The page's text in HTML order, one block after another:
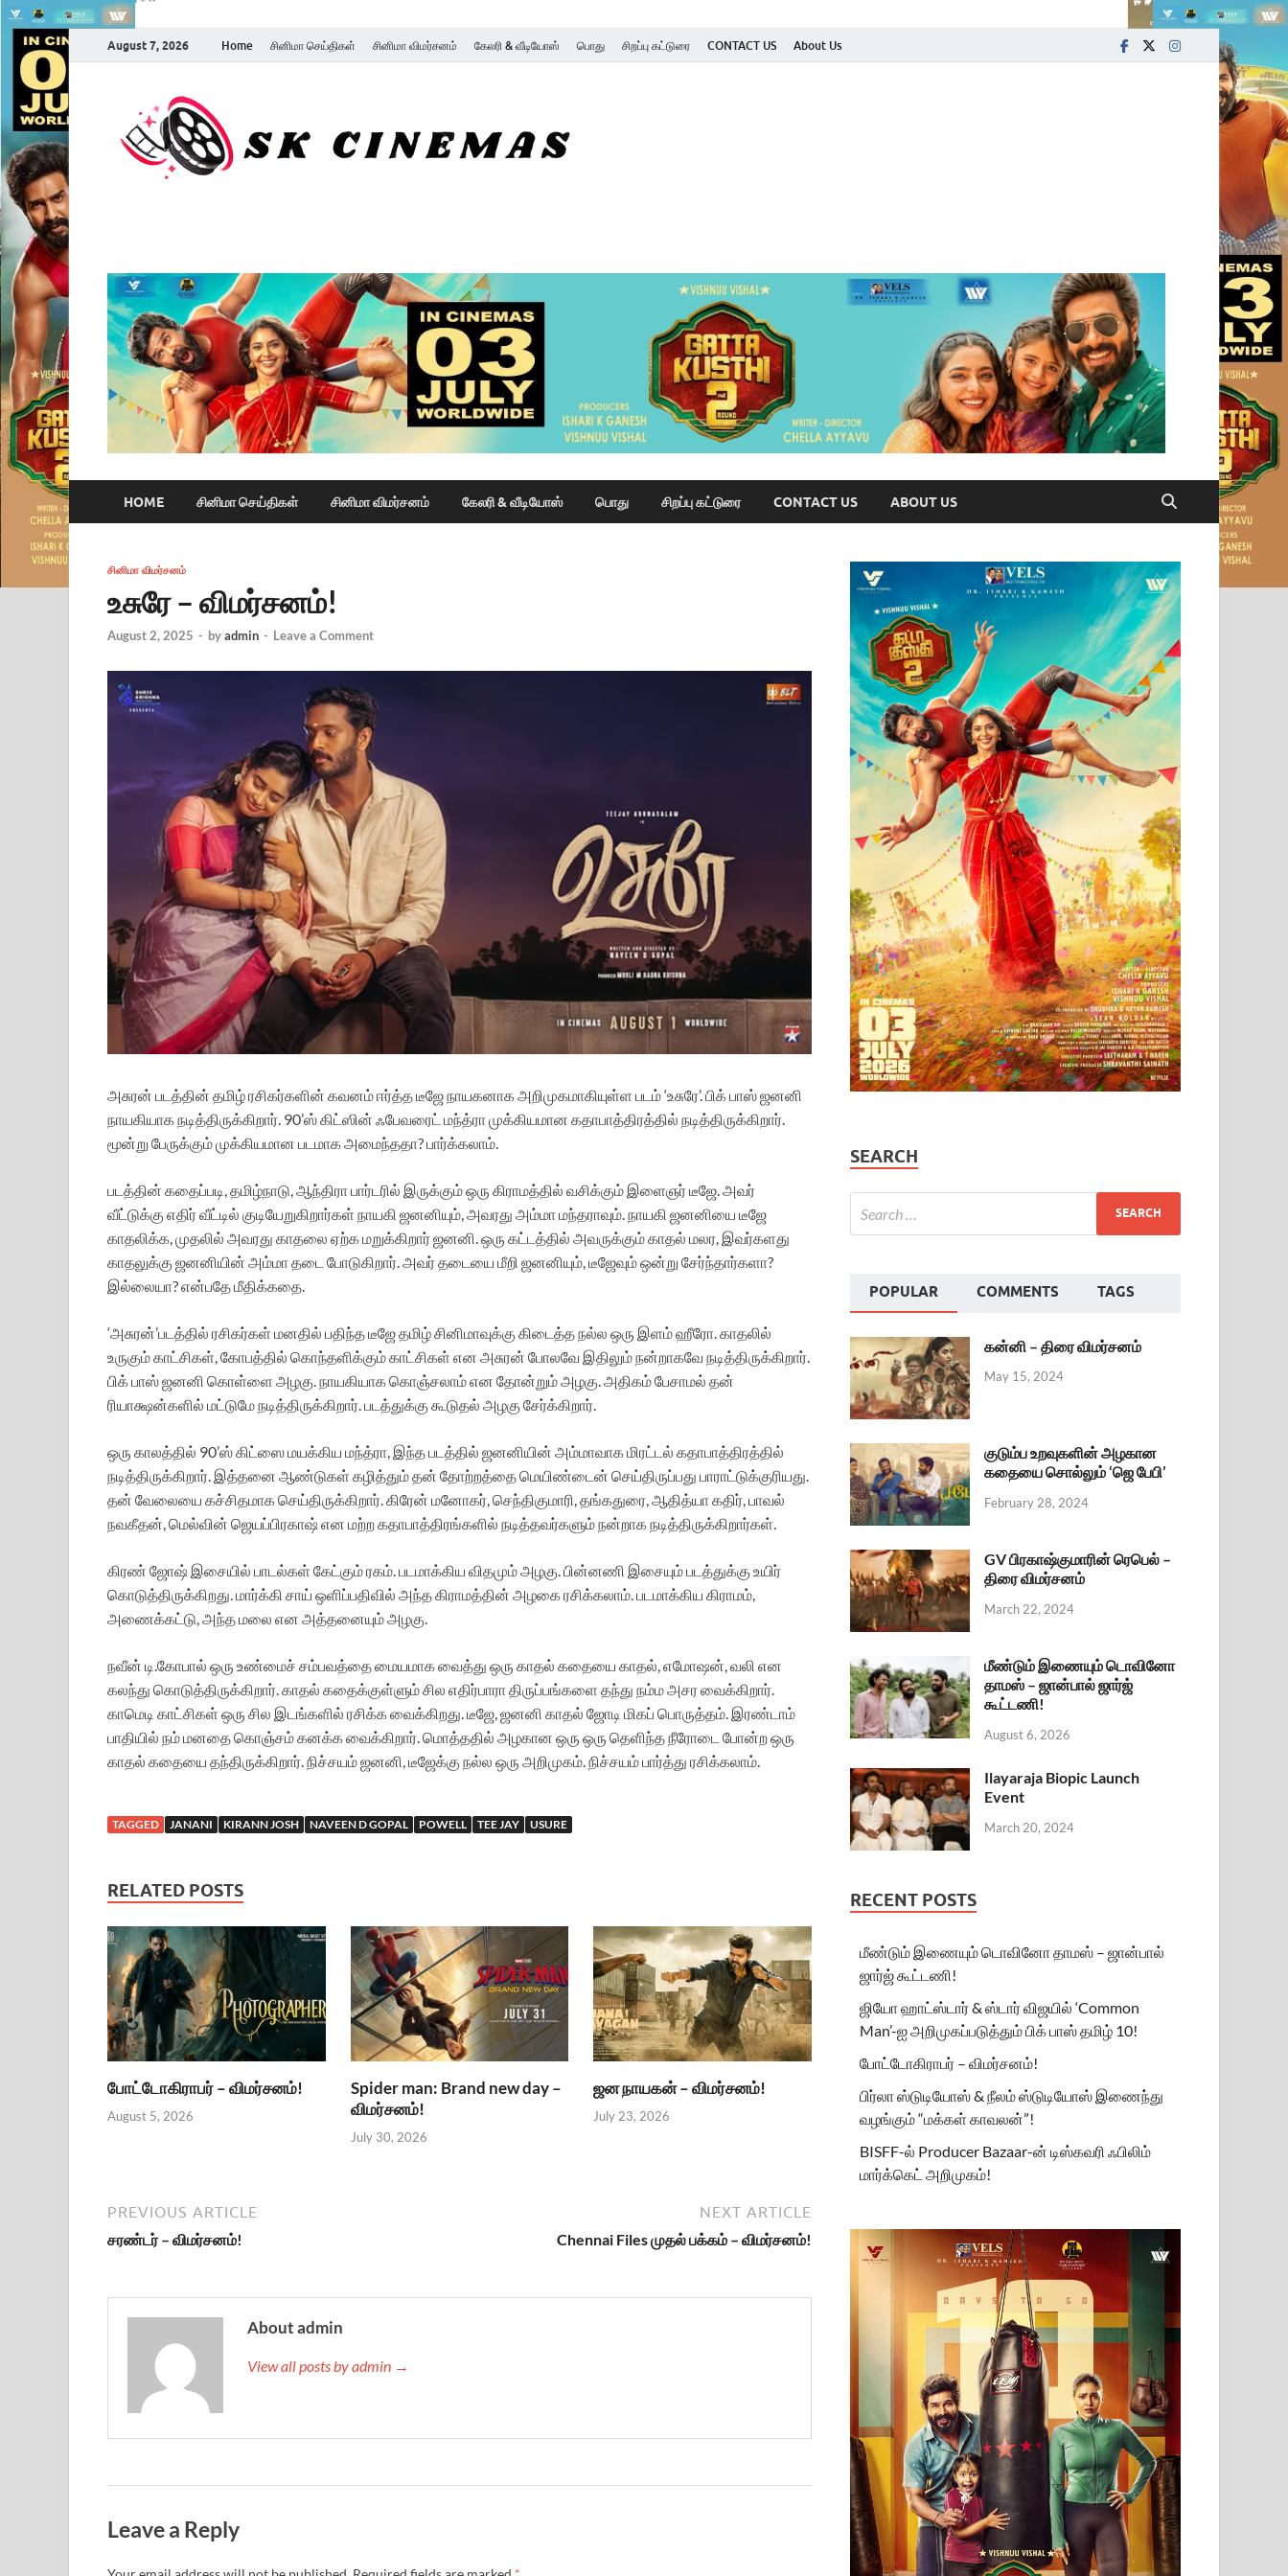
August 7, 2026 Home சினிமா செய்திகள் சினிமா விமர்சனம் கேலரி & வீடியோஸ் பொது சிறப்பு கட்டுரை CONTACT US About Us
HOME சினிமா செய்திகள் சினிமா விமர்சனம் கேலரி & வீடியோஸ் பொது சிறப்பு கட்டுரை CONTACT US ABOUT US
சினிமா விமர்சனம்
உசுரே – விமர்சனம்!
August 2, 2025 - byadmin - Leave a Comment
அசுரன் படத்தின் தமிழ் ரசிகர்களின் கவனம் ஈர்த்த டீஜே நாயகனாக அறிமுகமாகியுள்ள படம் ‘உசுரே’. பிக் பாஸ் ஜனனி
நாயகியாக நடித்திருக்கிறார். 90’ஸ் கிட்ஸின் ஃபேவரைட் மந்த்ரா முக்கியமான கதாபாத்திரத்தில் நடித்திருக்கிறார்.
மூன்று பேருக்கும் முக்கியமான படமாக அமைந்ததா? பார்க்கலாம்.
படத்தின் கதைப்படி, தமிழ்நாடு, ஆந்திரா பார்டரில் இருக்கும் ஒரு கிராமத்தில் வசிக்கும் இளைஞர் டீஜே. அவர்
வீட்டுக்கு எதிர் வீட்டில் குடியேறுகிறார்கள் நாயகி ஜனனியும், அவரது அம்மா மந்தராவும். நாயகி ஜனனியை டீஜே
காதலிக்க, முதலில் அவரது காதலை ஏற்க மறுக்கிறார் ஜனனி. ஒரு கட்டத்தில் அவருக்கும் காதல் மலர, இவர்களது
காதலுக்கு ஜனனியின் அம்மா தடை போடுகிறார். அவர் தடையை மீறி ஜனனியும், டீஜேவும் ஒன்று சேர்ந்தார்களா?
இல்லையா? என்பதே மீதிக்கதை.
‘அசுரன்’படத்தில் ரசிகர்கள் மனதில் பதிந்த டீஜே தமிழ் சினிமாவுக்கு கிடைத்த நல்ல ஒரு இளம் ஹீரோ. காதலில்
உருகும் காட்சிகள், கோபத்தில் கொந்தளிக்கும் காட்சிகள் என அசுரன் போலவே இதிலும் நன்றாகவே நடித்திருக்கிறார்.
பிக் பாஸ் ஜனனி கொள்ளை அழகு. நாயகியாக கொஞ்சலாம் என தோன்றும் அழகு. அதிகம் பேசாமல் தன்
ரியாக்ஷன்களில் மட்டுமே நடித்திருக்கிறார். படத்துக்கு கூடுதல் அழகு சேர்க்கிறார்.
ஒரு காலத்தில் 90’ஸ் கிட்ஸை மயக்கிய மந்த்ரா, இந்த படத்தில் ஜனனியின் அம்மாவாக மிரட்டல் கதாபாத்திரத்தில்
நடித்திருக்கிறார். இத்தனை ஆண்டுகள் கழித்தும் தன் தோற்றத்தை மெயிண்டைன் செய்திருப்பது பாராட்டுக்குரியது.
தன் வேலையை கச்சிதமாக செய்திருக்கிறார். கிரேன் மனோகர், செந்திகுமாரி, தங்கதுரை, ஆதித்யா கதிர், பாவல்
நவகீதன், மெல்வின் ஜெயப்பிரகாஷ் என மற்ற கதாபாத்திரங்களில் நடித்தவர்களும் நன்றாக நடித்திருக்கிறார்கள்.
கிரண் ஜோஷ் இசையில் பாடல்கள் கேட்கும் ரகம். படமாக்கிய விதமும் அழகு. பின்னணி இசையும் படத்துக்கு உயிர்
கொடுத்திருக்கிறது. மார்க்கி சாய் ஒளிப்பதிவில் அந்த கிராமத்தின் அழகை ரசிக்கலாம். படமாக்கிய கிராமம்,
அணைக்கட்டு, அந்த மலை என அத்தனையும் அழகு.
நவீன் டி.கோபால் ஒரு உண்மைச் சம்பவத்தை மையமாக வைத்து ஒரு காதல் கதையை காதல், எமோஷன், வலி என
கலந்து கொடுத்திருக்கிறார். காதல் கதைக்குள்ளும் சில எதிர்பாரா திருப்பங்களை தந்து நம்ம அசர வைக்கிறார்.
காமெடி காட்சிகள் ஒரு சில இடங்களில் ரசிக்க வைக்கிறது. டீஜே, ஜனனி காதல் ஜோடி மிகப் பொருத்தம். இரண்டாம்
பாதியில் நம் மனதை கொஞ்சம் கனக்க வைக்கிறார். மொத்ததில் அழகான ஒரு ஒரு தெளிந்த நீரோடை போன்ற ஒரு
காதல் கதையை தந்திருக்கிறார். நிச்சயம் ஜனனி, டீஜேக்கு நல்ல ஒரு அறிமுகம். நிச்சயம் பார்த்து ரசிக்கலாம்.
TAGGED JANANI KIRANN JOSH NAVEEN D GOPAL POWELL TEE JAY USURE
RELATED POSTS
போட்டோகிராபர் – விமர்சனம்!
August 5, 2026
Spider man: Brand new day –
விமர்சனம்!
July 30, 2026
ஜன நாயகன் – விமர்சனம்!
July 23, 2026
PREVIOUS ARTICLE
சரண்டர் – விமர்சனம்!
NEXT ARTICLE
Chennai Files முதல் பக்கம் – விமர்சனம்!
About admin
View all posts by admin →
Leave a Reply
SEARCH
POPULAR COMMENTS TAGS
கன்னி – திரை விமர்சனம்
May 15, 2024
குடும்ப உறவுகளின் அழகான
கதையை சொல்லும் ‘ஜெ பேபி’
February 28, 2024
GV பிரகாஷ்குமாரின் ரெபெல் –
திரை விமர்சனம்
March 22, 2024
மீண்டும் இணையும் டொவினோ
தாமஸ் – ஜான்பால் ஜார்ஜ்
கூட்டணி!
August 6, 2026
Ilayaraja Biopic Launch
Event
March 20, 2024
RECENT POSTS
மீண்டும் இணையும் டொவினோ தாமஸ் – ஜான்பால்
ஜார்ஜ் கூட்டணி!
ஜியோ ஹாட்ஸ்டார் & ஸ்டார் விஜயில் ‘Common
Man’-ஐ அறிமுகப்படுத்தும் பிக் பாஸ் தமிழ் 10!
போட்டோகிராபர் – விமர்சனம்!
பிர்லா ஸ்டுடியோஸ் & நீலம் ஸ்டுடியோஸ் இணைந்து
வழங்கும் “மக்கள் காவலன்”!
BISFF-ல் Producer Bazaar-ன் டிஸ்கவரி ஃபிலிம்
மார்க்கெட் அறிமுகம்!